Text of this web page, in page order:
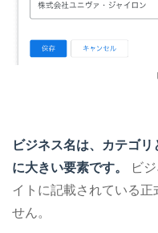
ビジネス名は、カテゴ
に大きい要素です。
ビ
イトに記載されている
せん。